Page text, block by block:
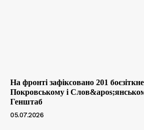
На фронті зафіксовано 201
Покровському і
Генштаб
05.07.2026